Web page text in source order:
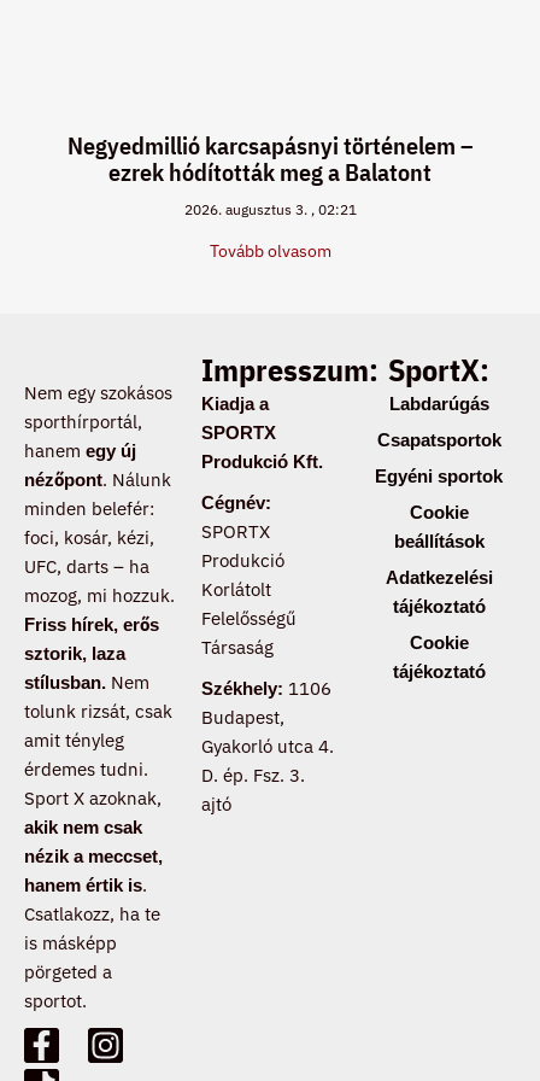
Negyedmillió karcsapásnyi történelem –
ezrek hódították meg a Balatont
2026. augusztus 3. 02:21
Tovább olvasom
Nem egy szokásos
sporthírportál,
hanem egy új
nézőpont. Nálunk
minden belefér:
foci, kosár, kézi,
UFC, darts – ha
mozog, mi hozzuk.
Friss hírek, erős
sztorik, laza
stílusban. Nem
tolunk rizsát, csak
amit tényleg
érdemes tudni.
Sport X azoknak,
akik nem csak
nézik a meccset,
hanem értik is.
Csatlakozz, ha te
is másképp
pörgeted a
sportot.
F
a
I
n
T
i
Impresszum:
Kiadja a
SPORTX
Produkció Kft.
Cégnév:
SPORTX
Produkció
Korlátolt
Felelősségű
Társaság
Székhely: 1106
Budapest,
Gyakorló utca 4.
D. ép. Fsz. 3.
ajtó
SportX:
Labdarúgás
Csapatsportok
Egyéni sportok
Cookie
beállítások
Adatkezelési
tájékoztató
Cookie
tájékoztató